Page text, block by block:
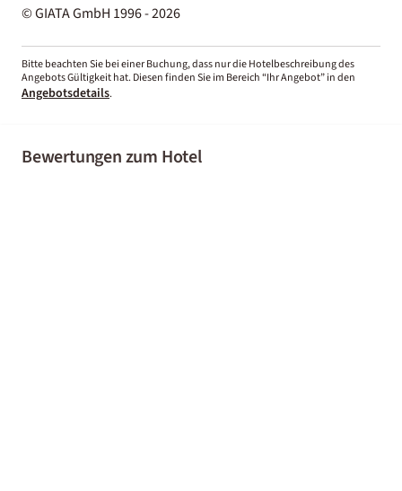
© GIATA GmbH 1996 - 2026
Bitte beachten Sie bei einer Buchung, dass nur die Hotelbeschreibung des
Angebots Gültigkeit hat. Diesen finden Sie im Bereich “Ihr Angebot” in den
Angebotsdetails.
Bewertungen zum Hotel